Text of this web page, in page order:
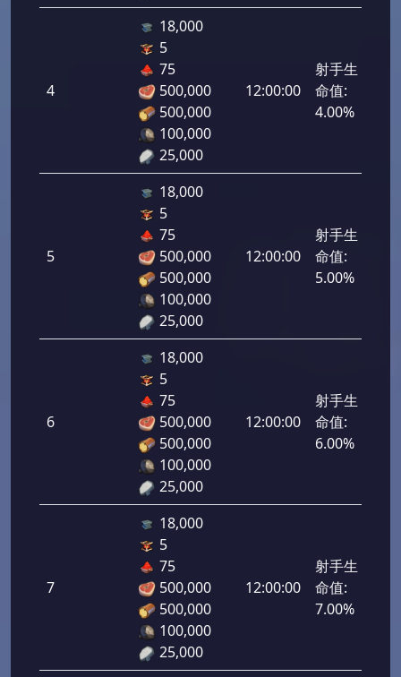
4
18,000
5
75
500,000
500,000
100,000
25,000
12:00:00
射手生
命值:
4.00%
5
18,000
5
75
500,000
500,000
100,000
25,000
12:00:00
射手生
命值:
5.00%
6
18,000
5
75
500,000
500,000
100,000
25,000
12:00:00
射手生
命值:
6.00%
7
18,000
5
75
500,000
500,000
100,000
25,000
12:00:00
射手生
命值:
7.00%